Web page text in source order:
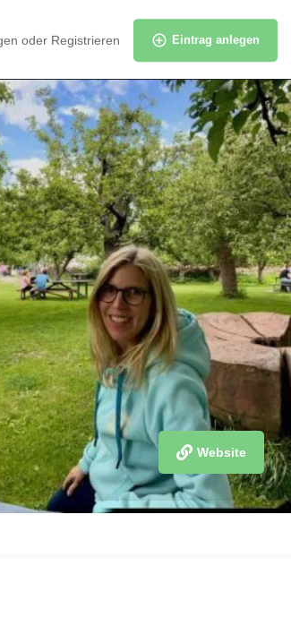
oder Registrieren Eintrag anlegen
Website